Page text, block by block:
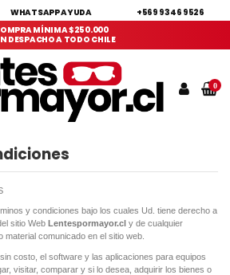
WHATSAPP AYUDA
+569 9346 9526
MÍNIMA $250.000
DESPACHO A TODO CHILE
0
y condiciones bajo los cuales Ud. tiene derecho a
sitio Web Lentespormayor.cl y de cualquier
comunicado en el sitio web.
costo, el software y las aplicaciones para equipos
visitar, comparar y si lo desea, adquirir los bienes o